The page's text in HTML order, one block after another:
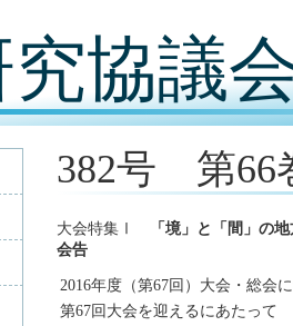
協議
382号 第66
大会特集Ⅰ
「境」と「間」の
会告
2016年度（第67回）大会・総会
第67回大会を迎えるにあたって